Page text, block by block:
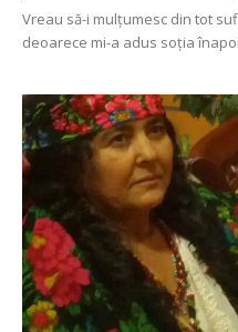
Vreau să-i mulţumesc din tot
deoarece mi-a adus soţia